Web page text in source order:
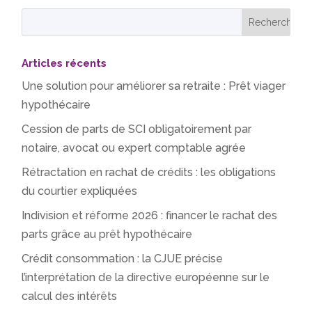
Articles récents
Une solution pour améliorer sa retraite : Prêt viager
hypothécaire
Cession de parts de SCI obligatoirement par
notaire, avocat ou expert comptable agrée
Rétractation en rachat de crédits : les obligations
du courtier expliquées
Indivision et réforme 2026 : financer le rachat des
parts grâce au prêt hypothécaire
Crédit consommation : la CJUE précise
l’interprétation de la directive européenne sur le
calcul des intérêts